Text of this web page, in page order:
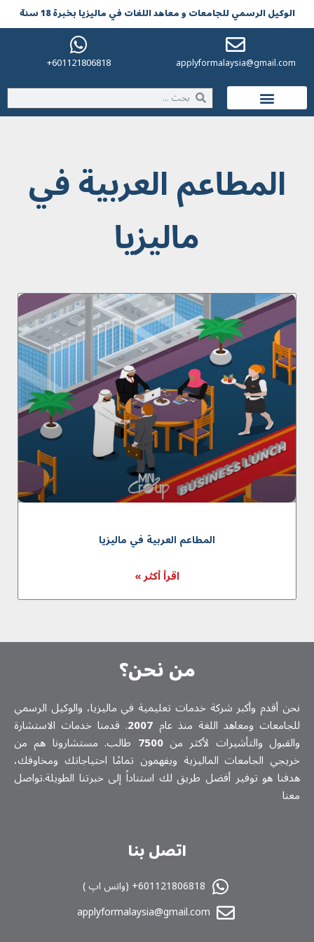
الوکیل الرسمي للجامعات و معاهد اللغات في مالیزیا بخبرة 18 سنة
applyformalaysia@gmail.com
601121806818+
المطاعم العربية في
ماليزيا
المطاعم العربية في ماليزيا
اقرأ أكثر »
من نحن؟
نحن أقدم وأكبر شركة خدمات تعلیمیة في ماليزيا، والوكيل الرسمي
للجامعات ومعاهد اللغة منذ عام 2007. قدمنا خدمات الاستشارة
والقبول والتأشيرات لأكثر من7500 طالب. مستشارونا هم من
خريجي الجامعات الماليزية ويفهمون تمامًا احتياجاتك ومخاوفك،
هدفنا هو توفير أفضل طريق لك استناداً إلى خبرتنا الطويلة.تواصل
معنا
اتصل بنا
601121806818+ (واتس اپ )
applyformalaysia@gmail.com